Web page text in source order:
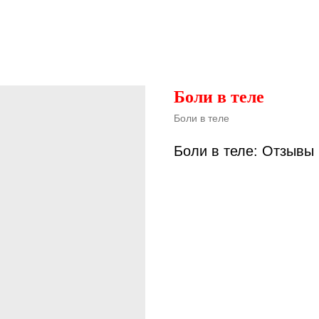
Боли в теле
Боли в теле
Боли в теле: Отзывы